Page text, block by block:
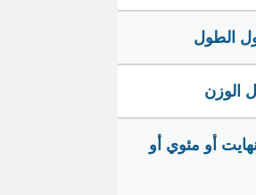
الطول
الوزن
أو مئوي أو